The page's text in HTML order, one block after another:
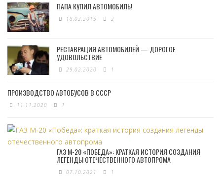
ПАПА КУПИЛ АВТОМОБИЛЬ!
18.02.2015 2
РЕСТАВРАЦИЯ АВТОМОБИЛЕЙ — ДОРОГОЕ
УДОВОЛЬСТВИЕ
29.02.2020 1
ПРОИЗВОДСТВО АВТОБУСОВ В СССР
11.11.2020 1
ГАЗ М-20 «ПОБЕДА»: КРАТКАЯ ИСТОРИЯ СОЗДАНИЯ
ЛЕГЕНДЫ ОТЕЧЕСТВЕННОГО АВТОПРОМА
07.10.2021 1